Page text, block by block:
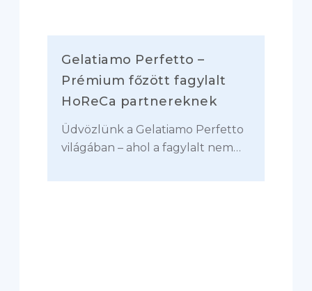
Gelatiamo Perfetto –
Prémium főzött fagylalt
HoReCa partnereknek
Üdvözlünk a Gelatiamo Perfetto
világában – ahol a fagylalt nem…